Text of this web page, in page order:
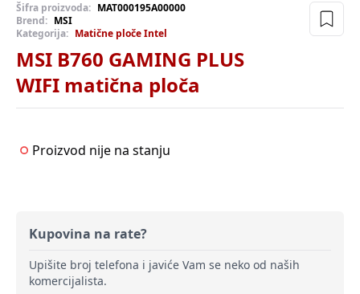
Šifra proizvoda: MAT000195A00000
Brend: MSI
Kategorija: Matične ploče Intel
MSI B760 GAMING PLUS
WIFI matična ploča
Proizvod nije na stanju
Kupovina na rate?
Upišite broj telefona i javiće Vam se neko od naših
komercijalista.